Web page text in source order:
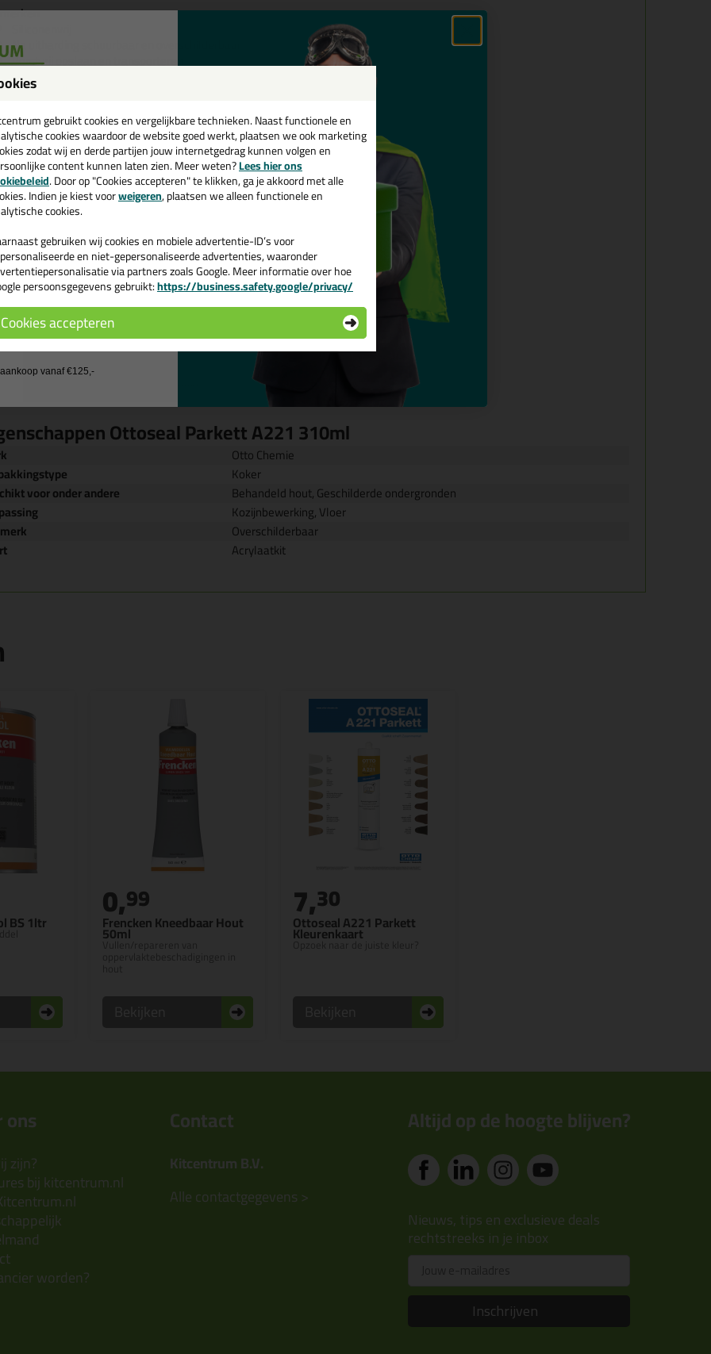
Na uitharding schuurbaar en overschilderbaar
Vorstvrij opslaan en transporteren
LET OP: uiteindelijke kleur wordt bereikt na volledige uitharding
Ottoseal Parkett A221 310ml
Otto Chemie
Koker
voor onder andere
Behandeld hout, Geschilderde ondergronden
Kozijnbewerking, Vloer
Overschilderbaar
Acrylaatkit
BS 1ltr Frencken Kneedbaar Hout
50ml
Vullen/repareren van
0,99
Ottoseal A221 Parkett
Kleurenkaart
Opzoek naar de juiste kleur?
7,30
ons
zijn?
bij kitcentrum.nl
worden?
Contact
Kitcentrum B.V.
Alle contactgegevens >
Altijd op de hoogte blijven?
Nieuws, tips en exclusieve deals
rechtstreeks in je inbox
Inschrijven
gebruikt cookies en vergelijkbare technieken. Naast functionele en
cookies waardoor de website goed werkt, plaatsen we ook marketing
zodat wij en derde partijen jouw internetgedrag kunnen volgen en
content kunnen laten zien. Meer weten?Lees hier ons
. Door op "Cookies accepteren" te klikken, ga je akkoord met alle
Indien je kiest voorweigeren, plaatsen we alleen functionele en
cookies.
gebruiken wij cookies en mobiele advertentie-ID’s voor
en niet-gepersonaliseerde advertenties, waaronder
via partners zoals Google. Meer informatie over hoe
persoonsgegevens gebruikt:https://business.safety.google/privacy/
Cookies accepteren
💚
en ontvang een
€35,-bij je eerste bestelling!
de actiecode ›
geen cadeau
vanaf €125,-